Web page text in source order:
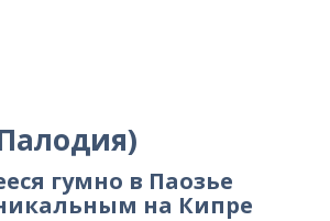
гумно в Паозье
на Кипре